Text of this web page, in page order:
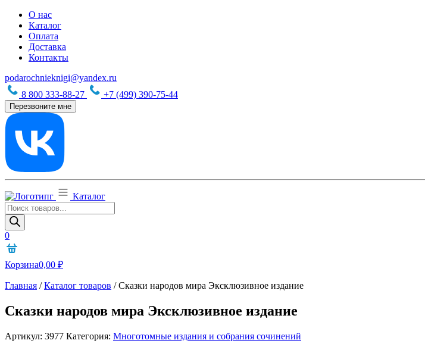
О нас
Каталог
Оплата
Доставка
Контакты
podarochnieknigi@yandex.ru
8 800 333-88-27
+7 (499) 390-75-44
Перезвоните мне
Каталог
Поиск
товаров
0
Корзина0,00 ₽
Главная /Каталог товаров /Сказки народов мира Эксклюзивное издание
Сказки народов мира Эксклюзивное издание
Артикул: 3977 Категория: Многотомные издания и собрания сочинений